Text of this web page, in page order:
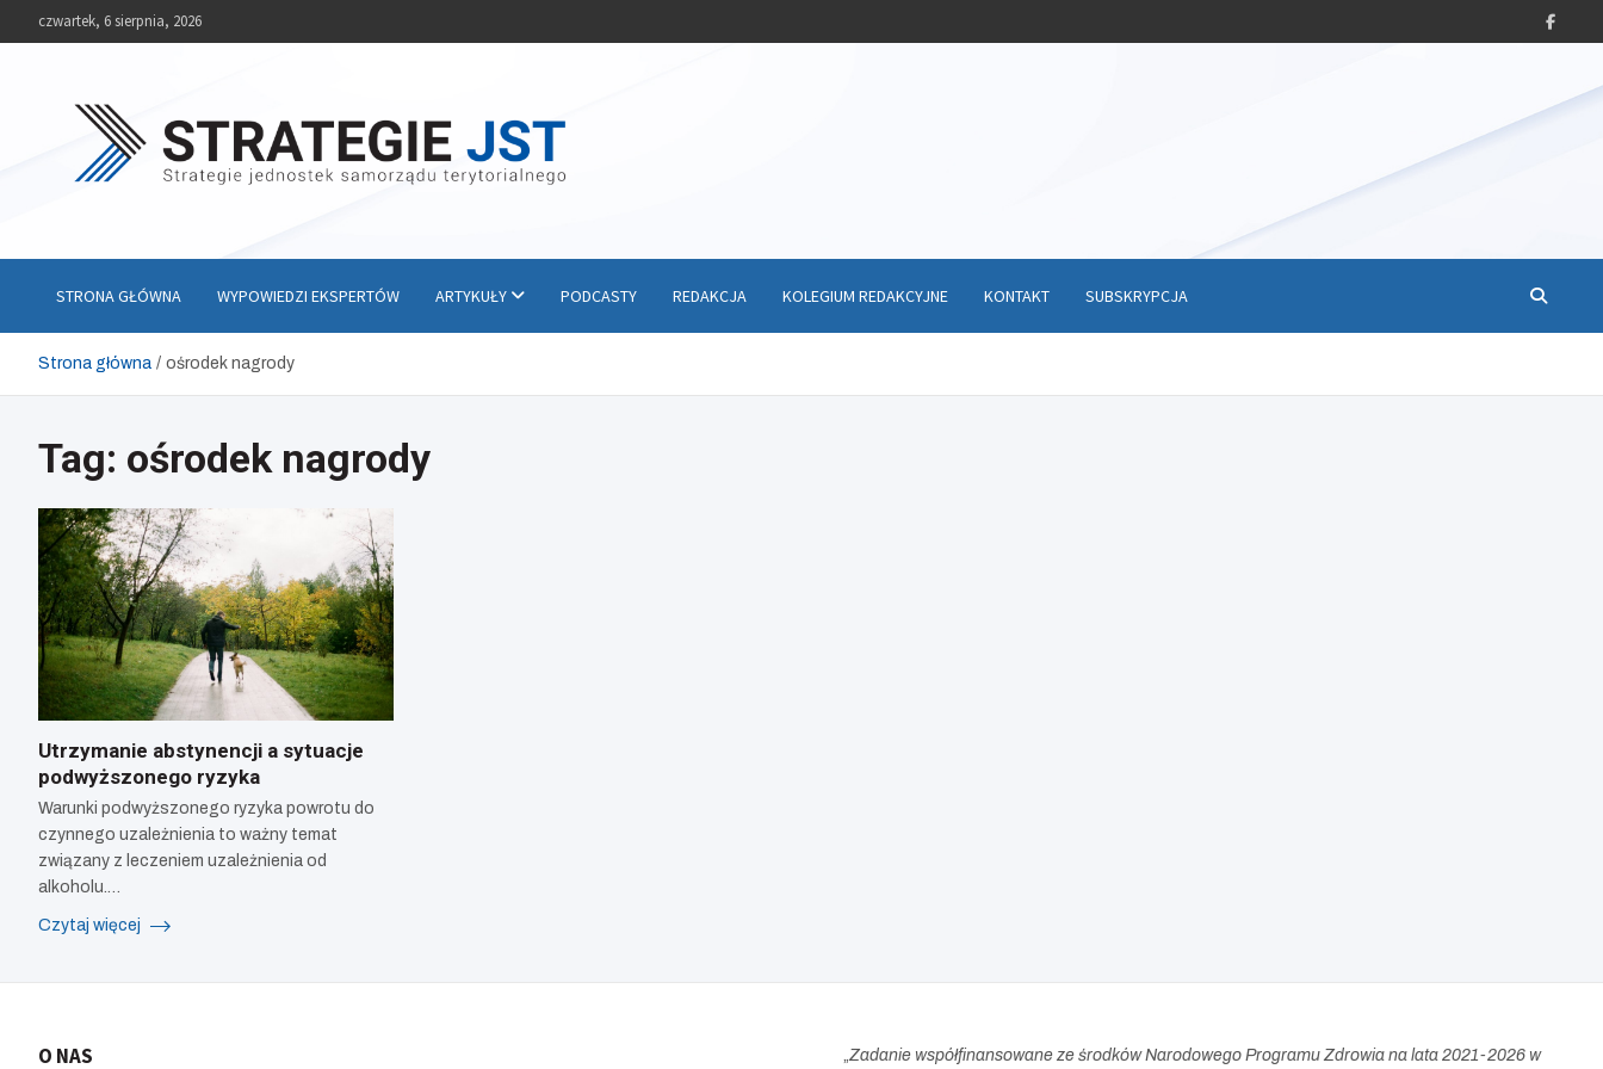
czwartek, 6 sierpnia, 2026
STRONA GŁÓWNA WYPOWIEDZI EKSPERTÓW ARTYKUŁY PODCASTY REDAKCJA KOLEGIUM REDAKCYJNE KONTAKT SUBSKRYPCJA
Strona główna ośrodek nagrody
Tag: ośrodek nagrody
Utrzymanie abstynencji a sytuacje
podwyższonego ryzyka
Warunki podwyższonego ryzyka powrotu do
czynnego uzależnienia to ważny temat
związany z leczeniem uzależnienia od
alkoholu.…
Czytaj więcej
O NAS „Zadanie współfinansowane ze środków Narodowego Programu Zdrowia na lata 2021-2026 w